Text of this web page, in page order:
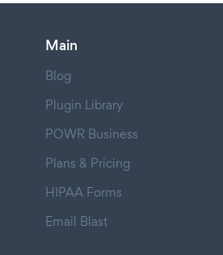
Main
Blog
Plugin Library
POWR Business
Plans & Pricing
HIPAA Forms
Email Blast